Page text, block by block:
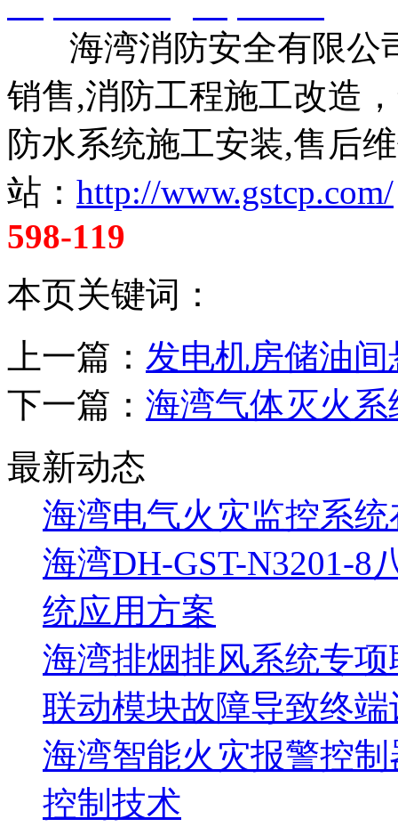
海湾消防安全有限公
销售,消防工程施工改造
防水系统施工安装,售后
站： http://www.gstcp.com/
598-119
本页关键词：
上一篇： 发电机房储油
下一篇： 海湾气体灭火
最新动态
海湾电气火灾监控系
海湾DH-GST-N3201-8
统应用方案
海湾排烟排风系统专
联动模块故障导致终
海湾智能火灾报警控
控制技术